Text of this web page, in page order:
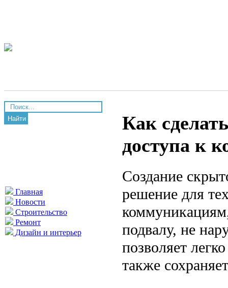
Найти
Главная
Новости
Строительство
Ремонт
Дизайн и интерьер
Как
доступа к
Создание
решение для
подвалу, не
позволяет
также